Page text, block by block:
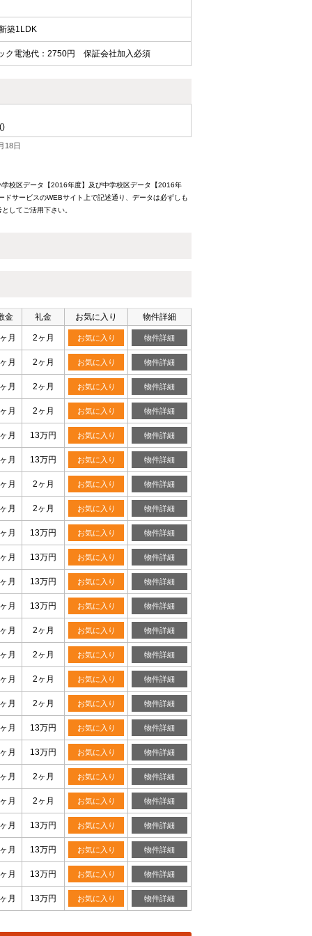
築1LDK
ク電池代：2750円 保証会社加入必須
()
18日
校区データ【2016年度】及び中学校区データ【2016年
サービスのWEBサイト上で記述通り、データは必ずしも
してご活用下さい。
金 礼金 お気に入り 物件詳細
月 2ヶ月 お気に入り 物件詳細
月 2ヶ月 お気に入り 物件詳細
月 2ヶ月 お気に入り 物件詳細
月 2ヶ月 お気に入り 物件詳細
月 13万円 お気に入り 物件詳細
月 13万円 お気に入り 物件詳細
月 2ヶ月 お気に入り 物件詳細
月 2ヶ月 お気に入り 物件詳細
月 13万円 お気に入り 物件詳細
月 13万円 お気に入り 物件詳細
月 13万円 お気に入り 物件詳細
月 13万円 お気に入り 物件詳細
月 2ヶ月 お気に入り 物件詳細
月 2ヶ月 お気に入り 物件詳細
月 2ヶ月 お気に入り 物件詳細
月 2ヶ月 お気に入り 物件詳細
月 13万円 お気に入り 物件詳細
月 13万円 お気に入り 物件詳細
月 2ヶ月 お気に入り 物件詳細
月 2ヶ月 お気に入り 物件詳細
月 13万円 お気に入り 物件詳細
月 13万円 お気に入り 物件詳細
月 13万円 お気に入り 物件詳細
月 13万円 お気に入り 物件詳細